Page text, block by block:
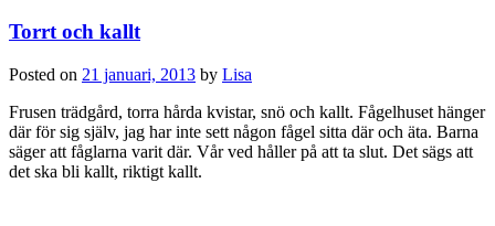
Torrt och kallt
Posted on 21 januari, 2013 by Lisa
Frusen trädgård, torra hårda kvistar, snö och kallt. Fågelhuset hänger
där för sig själv, jag har inte sett någon fågel sitta där och äta. Barna
säger att fåglarna varit där. Vår ved håller på att ta slut. Det sägs att
det ska bli kallt, riktigt kallt.